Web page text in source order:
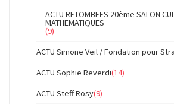
ACTU RETOMBEES 20ème SALON
MATHEMATIQUES
(9)
ACTU Simone Veil / Fondation pour
ACTU Sophie Reverdi(14)
ACTU Steff Rosy(9)